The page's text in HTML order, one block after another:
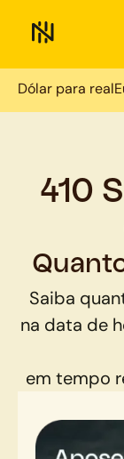
Dólar para real
410
Saiba
na data de
em tempo